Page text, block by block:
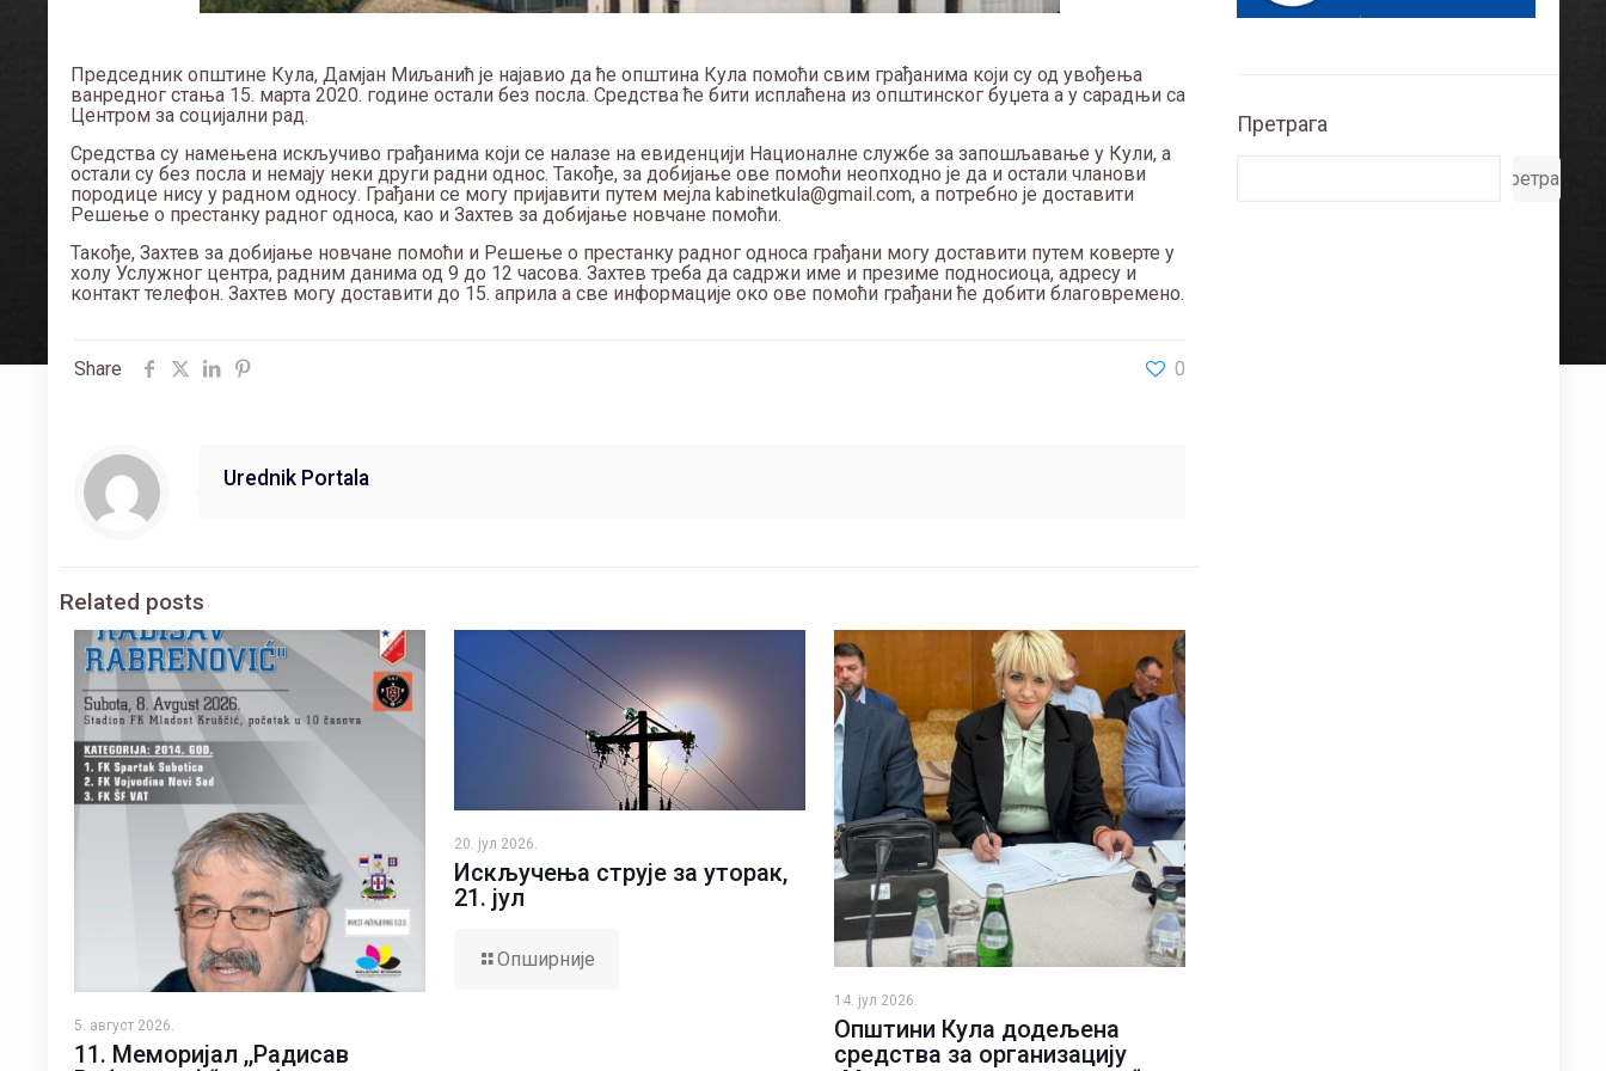
Председник општине Кула, Дамјан Миљанић је најавио да ће општина Кула помоћи свим грађанима који су од увођења
ванредног стања 15. марта 2020. године остали без посла. Средства ће бити исплаћена из општинског буџета а у сарадњи са
Центром за социјални рад.
Средства су намењена искључиво грађанима који се налазе на евиденцији Националне службе за запошљавање у Кули, а
остали су без посла и немају неки други радни однос. Такође, за добијање ове помоћи неопходно је да и остали чланови
породице нису у радном односу. Грађани се могу пријавити путем мејлаkabinetkula@gmail.com, а потребно је доставити
Решење о престанку радног односа, као и Захтев за добијање новчане помоћи.
Такође, Захтев за добијање новчане помоћи и Решење о престанку радног односа грађани могу доставити путем коверте у
холу Услужног центра, радним данима од 9 до 12 часова. Захтев треба да садржи име и презиме подносиоца, адресу и
контакт телефон. Захтев могу доставити до 15. априла а све информације око ове помоћи грађани ће добити благовремено.
Share 0
Urednik Portala
Related posts
5. август 2026.
11. Меморијал ,,Радисав
20. јул 2026.
Искључења струје за уторак,
21. јул
Опширније
14. јул 2026.
Општини Кула додељена
средства за организацију
Претрага
Претрага